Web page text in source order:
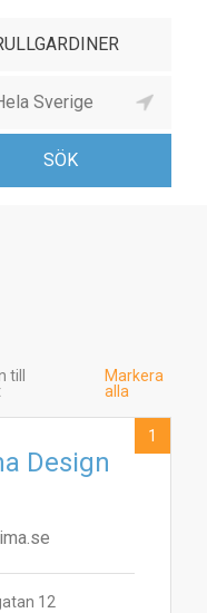
till
Markera
alla
Design
12
1